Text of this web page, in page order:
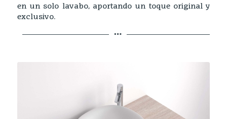
en un solo lavabo, aportando un toque original y
exclusivo.